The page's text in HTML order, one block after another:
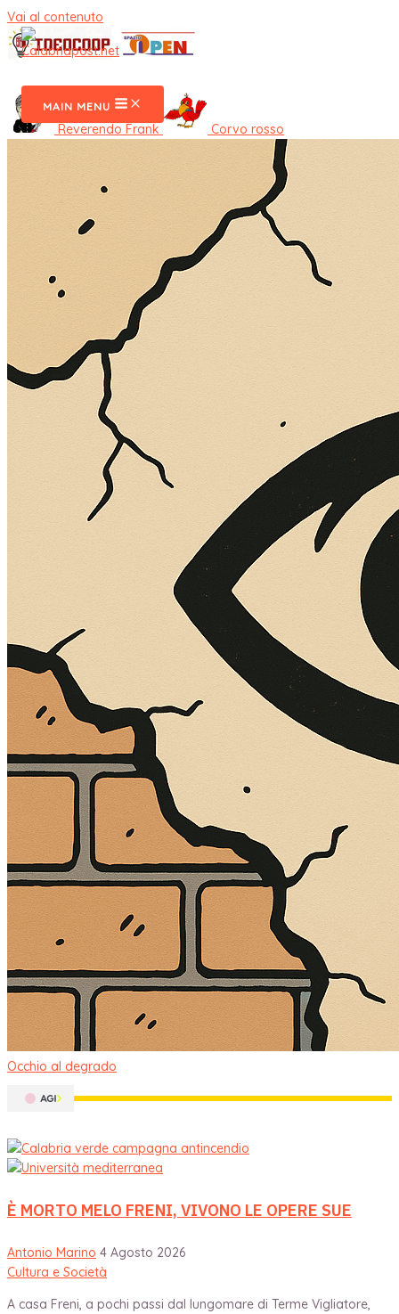
Vai al contenuto
MAIN MENU
Reverendo Frank Corvo rosso
Occhio al degrado
È MORTO MELO FRENI, VIVONO LE OPERE SUE
Antonio Marino 4 Agosto 2026
Cultura e Società
A casa Freni, a pochi passi dal lungomare di Terme Vigliatore,